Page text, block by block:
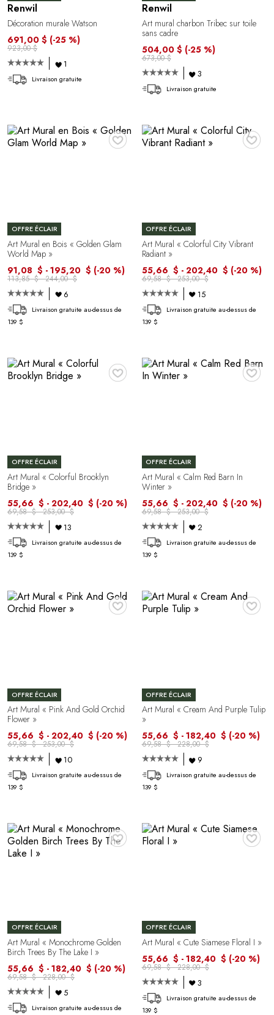
Renwil
Décoration murale Watson
691,00 $ (-25 %)
923,00 $
1
Livraison gratuite
Renwil
Art mural charbon Tribec sur toile
sans cadre
504,00 $ (-25 %)
673,00 $
3
Livraison gratuite
♥
OFFRE ÉCLAIR
Art Mural en Bois « Golden Glam
World Map »
91,08 $ - 195,20 $ (-20 %)
113,85 $ - 244,00 $
6
Livraison gratuite au-dessus de
139 $
♥
OFFRE ÉCLAIR
Art Mural « Colorful City Vibrant
Radiant »
55,66 $ - 202,40 $ (-20 %)
69,58 $ - 253,00 $
15
Livraison gratuite au-dessus de
139 $
♥
OFFRE ÉCLAIR
Art Mural « Colorful Brooklyn
Bridge »
55,66 $ - 202,40 $ (-20 %)
69,58 $ - 253,00 $
13
Livraison gratuite au-dessus de
139 $
♥
OFFRE ÉCLAIR
Art Mural « Calm Red Barn In
Winter »
55,66 $ - 202,40 $ (-20 %)
69,58 $ - 253,00 $
2
Livraison gratuite au-dessus de
139 $
♥
OFFRE ÉCLAIR
Art Mural « Pink And Gold Orchid
Flower »
55,66 $ - 202,40 $ (-20 %)
69,58 $ - 253,00 $
10
Livraison gratuite au-dessus de
139 $
♥
OFFRE ÉCLAIR
Art Mural « Cream And Purple Tulip
»
55,66 $ - 182,40 $ (-20 %)
69,58 $ - 228,00 $
9
Livraison gratuite au-dessus de
139 $
♥
OFFRE ÉCLAIR
Art Mural « Monochrome Golden
Birch Trees By The Lake I »
55,66 $ - 182,40 $ (-20 %)
69,58 $ - 228,00 $
5
Livraison gratuite au-dessus de
♥
OFFRE ÉCLAIR
Art Mural « Cute Siamese Floral I »
55,66 $ - 182,40 $ (-20 %)
69,58 $ - 228,00 $
3
Livraison gratuite au-dessus de
139 $